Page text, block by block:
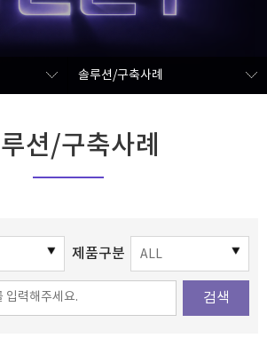
솔루션/구축사례
션/구축사례
제품구분
검색